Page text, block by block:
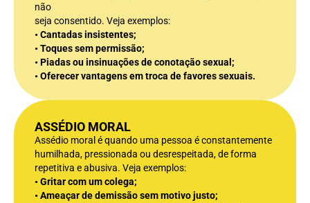
ASSÉDIO MORAL
Assédio moral é quando uma pessoa é constantemente
humilhada, pressionada ou desrespeitada, de forma
repetitiva e abusiva. Veja exemplos:
• Gritar com um colega;
• Ameaçar de demissão sem motivo justo;
não
seja consentido. Veja exemplos:
• Cantadas insistentes;
• Toques sem permissão;
• Piadas ou insinuações de conotação sexual;
• Oferecer vantagens em troca de favores sexuais.